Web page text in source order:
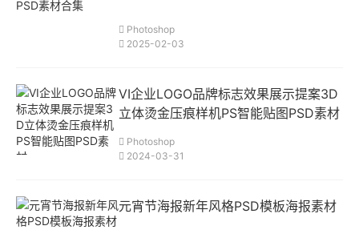
Photoshop
2025-02-03
VI企业LOGO品牌标志效果展示提案3D
立体烫金压痕样机PS智能贴图PSD素材
Photoshop
2024-03-31
元宵节海报新年风格PSD模板海报素材